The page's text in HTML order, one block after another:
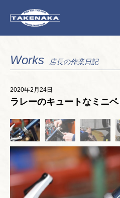
Works 店長の作業日記
2020年2月24日
ラレーのキュートなミニベ